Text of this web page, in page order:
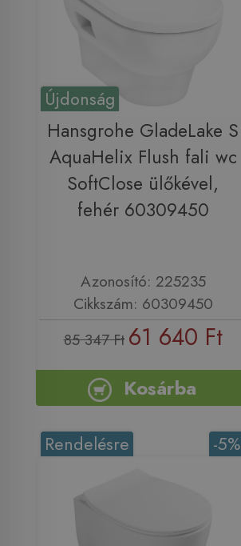
Újdonság
Hansgrohe GladeLake S
AquaHelix Flush fali wc
SoftClose ülőkével,
fehér 60309450
Azonosító: 225235
Cikkszám: 60309450
85 347 Ft 61 640 Ft
Kosárba
-5%
Rendelésre